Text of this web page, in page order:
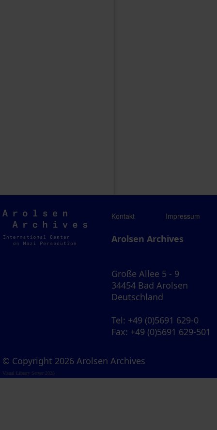
Arolsen
Archives
Kontakt Impressum
Arolsen Archives
Große Allee 5 - 9
34454 Bad Arolsen
Deutschland
Tel: +49 (0)5691 629-0
Fax: +49 (0)5691 629-501
© Copyright 2026 Arolsen Archives
Visual Library Server 2026